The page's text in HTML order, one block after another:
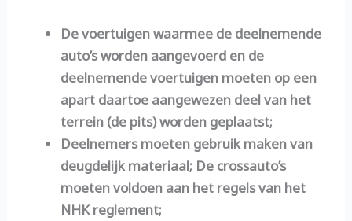
De voertuigen waarmee de deelnemende
auto’s worden aangevoerd en de
deelnemende voertuigen moeten op een
apart daartoe aangewezen deel van het
terrein (de pits) worden geplaatst;
Deelnemers moeten gebruik maken van
deugdelijk materiaal; De crossauto’s
moeten voldoen aan het regels van het
NHK reglement;